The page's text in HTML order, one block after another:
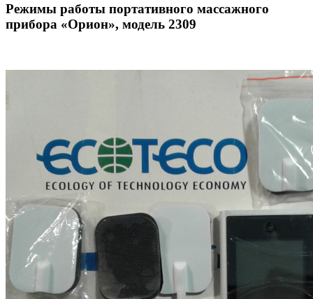
Режимы работы портативного массажного
прибора «Орион», модель 2309